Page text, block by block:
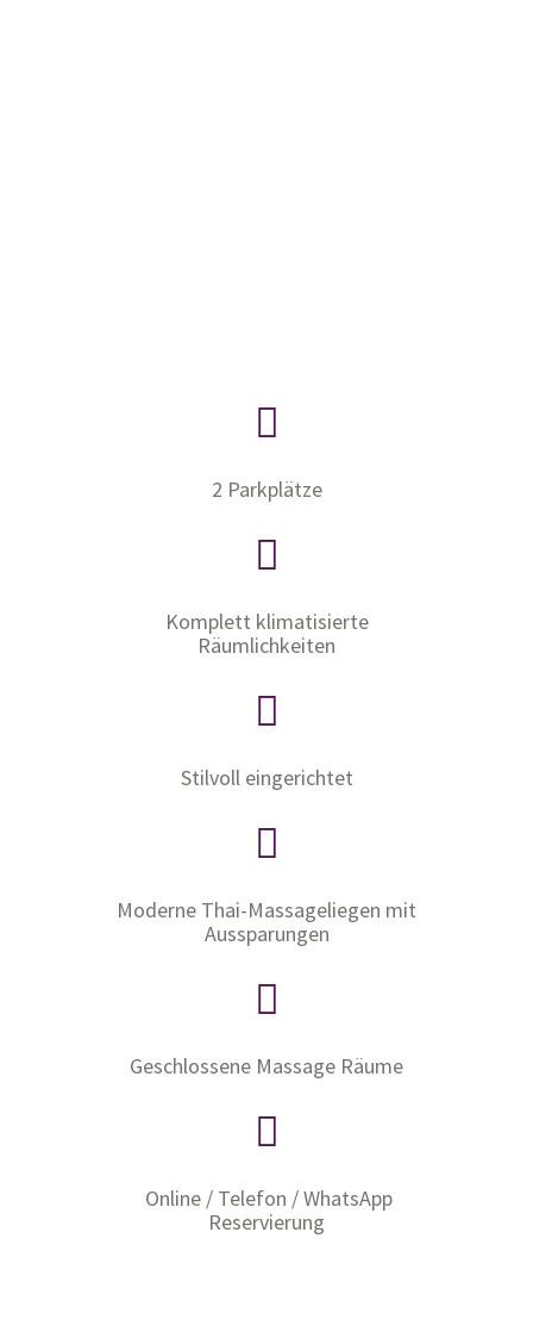
2 Parkplätze
Komplett klimatisierte
Räumlichkeiten
Stilvoll eingerichtet
Moderne Thai-Massageliegen mit
Aussparungen
Geschlossene Massage Räume
Online / Telefon / WhatsApp
Reservierung